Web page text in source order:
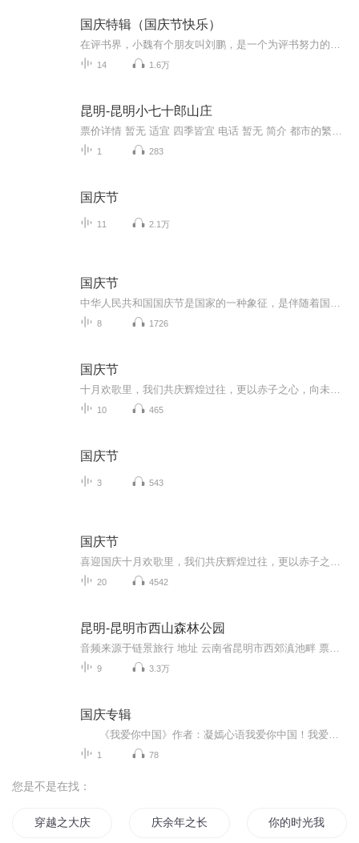
国庆特辑（国庆节快乐）
14 1.6万
昆明-昆明小七十郎山庄
1 283
国庆节
11 2.1万
国庆节
8 1726
国庆节
10 465
国庆节
3 543
国庆节
20 4542
昆明-昆明市西山森林公园
9 3.3万
国庆专辑
1 78
您是不是在找：
穿越之大庆帝国 庆余年之长歌行 你的时光我的城池